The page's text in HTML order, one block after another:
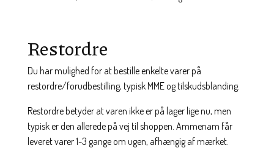
Restordre
Du har mulighed for at bestille enkelte varer på
restordre/forudbestilling, typisk MME og tilskudsblanding.
Restordre betyder at varen ikke er på lager lige nu, men
typisk er den allerede på vej til shoppen. Ammenam får
leveret varer 1-3 gange om ugen, afhængig af mærket.